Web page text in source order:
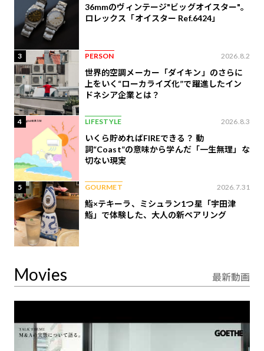
36mmのヴィンテージ"ビッグオイスター"。
ロレックス「オイスター Ref.6424」
3 PERSON 2026.8.2
世界的空調メーカー「ダイキン」のさらに
上をいく“ローカライズ化”で躍進したイン
ドネシア企業とは？
4 LIFESTYLE 2026.8.3
いくら貯めればFIREできる？ 動
詞“Coast”の意味から学んだ「一生無理」な
切ない現実
5 GOURMET 2026.7.31
鮨×テキーラ、ミシュラン1つ星「宇田津
鮨」で体験した、大人の新ペアリング
Movies 最新動画